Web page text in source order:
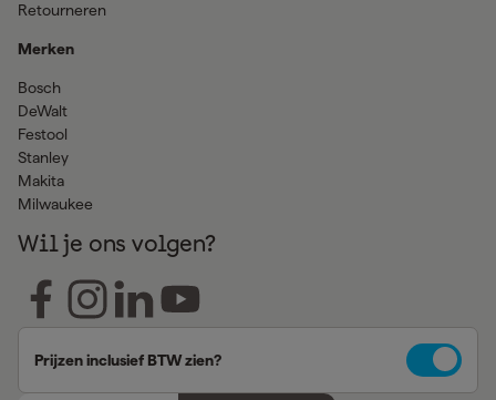
Retourneren
Merken
Bosch
DeWalt
Festool
Stanley
Makita
Milwaukee
Wil je ons volgen?
Prijzen inclusief BTW zien?